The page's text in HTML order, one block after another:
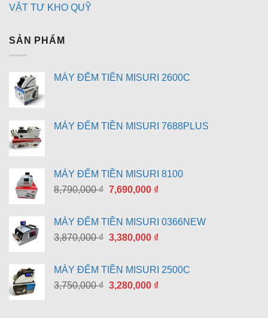
VẬT TƯ KHO QUỸ
SẢN PHẨM
MÁY ĐẾM TIỀN MISURI 2600C
MÁY ĐẾM TIỀN MISURI 7688PLUS
MÁY ĐẾM TIỀN MISURI 8100
8,790,000₫ Giá
là:
8,790,000 ₫.
7,690,000 ₫Giá
là:
7,690,000 ₫.
MÁY ĐẾM TIỀN MISURI 0366NEW
3,870,000₫ Giá
là:
3,870,000 ₫.
3,380,000 ₫Giá
là:
3,380,000 ₫.
MÁY ĐẾM TIỀN MISURI 2500C
3,750,000₫ Giá
3,280,000 ₫Giá